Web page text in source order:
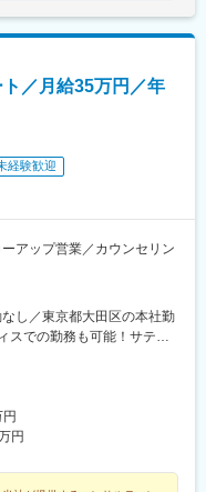
／月給35万円／年
経験歓迎
アップ営業／カウンセリン
し／東京都大田区の本社勤
での勤務も可能！サテラ
地で好アクセス！好きな場
す。居住はどこでもOK！
円